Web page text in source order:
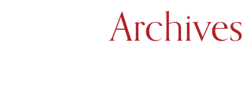
INÍCIO
Archives